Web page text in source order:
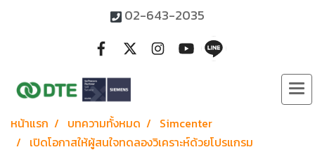
02-643-2035
หน้าแรก บทความทั้งหมด
Simcenter
เปิดโอกาสให้ผู้สนใจทดลองวิเคราะห์ด้วยโปรแกรม